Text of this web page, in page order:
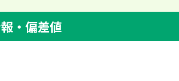
・偏差値